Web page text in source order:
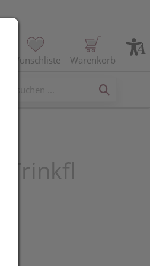
Wunschliste Warenkorb
Trinkfl